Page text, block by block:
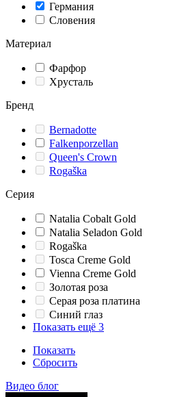
Германия
Словения
Материал
Фарфор
Хрусталь
Бренд
Bernadotte
Falkenporzellan
Queen's Crown
Rogaška
Серия
Natalia Cobalt Gold
Natalia Seladon Gold
Rogaška
Tosca Creme Gold
Vienna Creme Gold
Золотая роза
Серая роза платина
Синий глаз
Показать ещё 3
Показать
Сбросить
Видео блог